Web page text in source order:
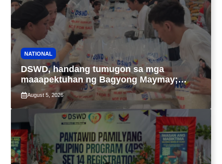
NATIONAL
DSWD, handang tumugon sa mga
maaapektuhan ng Bagyong Maymay;
araw-araw na paggawa ng FFPs, tiniyak
August 5, 2026